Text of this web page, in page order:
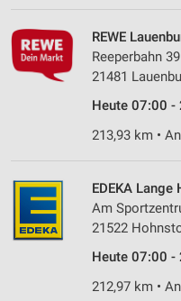
REWE
Reeperbahn 39
21481
Heute 07:00 -
213,93 km •
EDEKA
Am
21522
Heute 07:00 -
212,97 km •